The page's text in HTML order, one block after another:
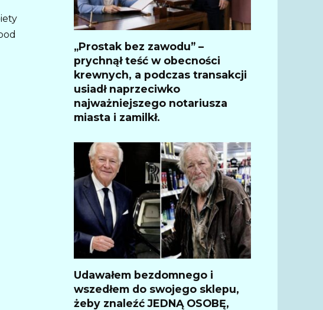
„Prostak bez zawodu” –
prychnął teść w obecności
krewnych, a podczas transakcji
usiadł naprzeciwko
najważniejszego notariusza
miasta i zamilkł.
Udawałem bezdomnego i
wszedłem do swojego sklepu,
żeby znaleźć JEDNĄ OSOBĘ,